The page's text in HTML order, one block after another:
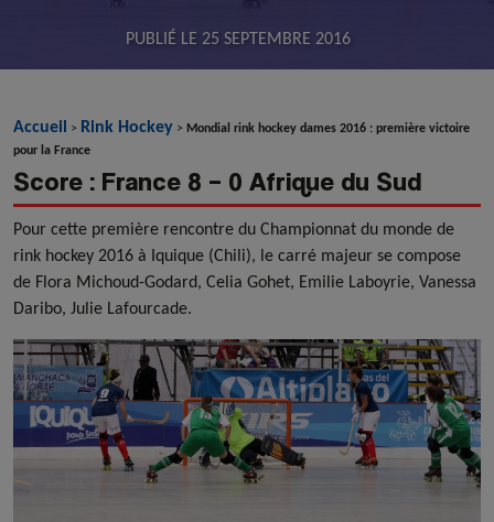
PUBLIÉ LE 25 SEPTEMBRE 2016
Accueil > Rink Hockey > Mondial rink hockey dames 2016 : première victoire
pour la France
Score : France 8 – 0 Afrique du Sud
Pour cette première rencontre du Championnat du monde de
rink hockey 2016 à Iquique (Chili), le carré majeur se compose
de Flora Michoud-Godard, Celia Gohet, Emilie Laboyrie, Vanessa
Daribo, Julie Lafourcade.